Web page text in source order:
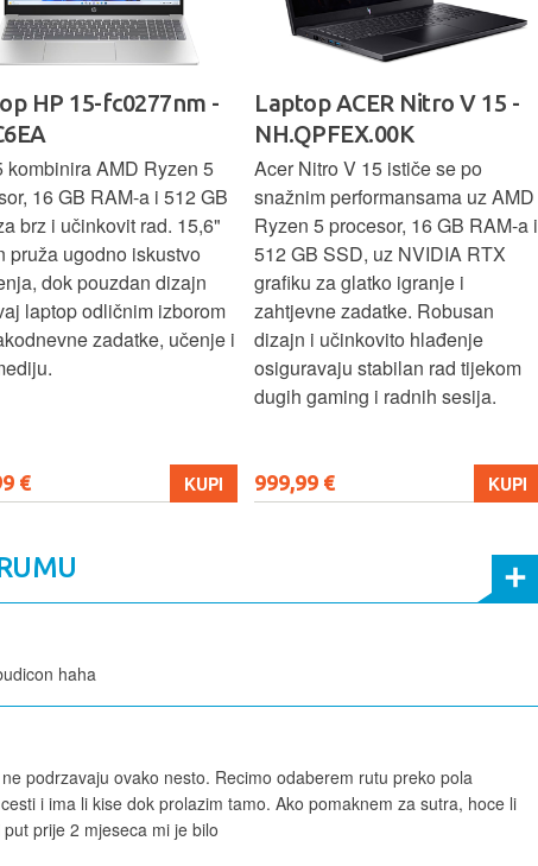
HP 15-fc0277nm -
kombinira AMD Ryzen 5
16 GB RAM-a i 512 GB
brz i učinkovit rad. 15,6"
pruža ugodno iskustvo
dok pouzdan dizajn
laptop odličnim izborom
zadatke, učenje i
€ KUPI
Laptop ACER Nitro V 15 -
NH.QPFEX.00K
Acer Nitro V 15 ističe se po
snažnim performansama uz AMD
Ryzen 5 procesor, 16 GB RAM-a i
512 GB SSD, uz NVIDIA RTX
grafiku za glatko igranje i
zahtjevne zadatke. Robusan
dizajn i učinkovito hlađenje
osiguravaju stabilan rad tijekom
dugih gaming i radnih sesija.
999,99 € KUPI
haha
podrzavaju ovako nesto. Recimo odaberem rutu preko pola
i ima li kise dok prolazim tamo. Ako pomaknem za sutra, hoce li
prije 2 mjeseca mi je bilo